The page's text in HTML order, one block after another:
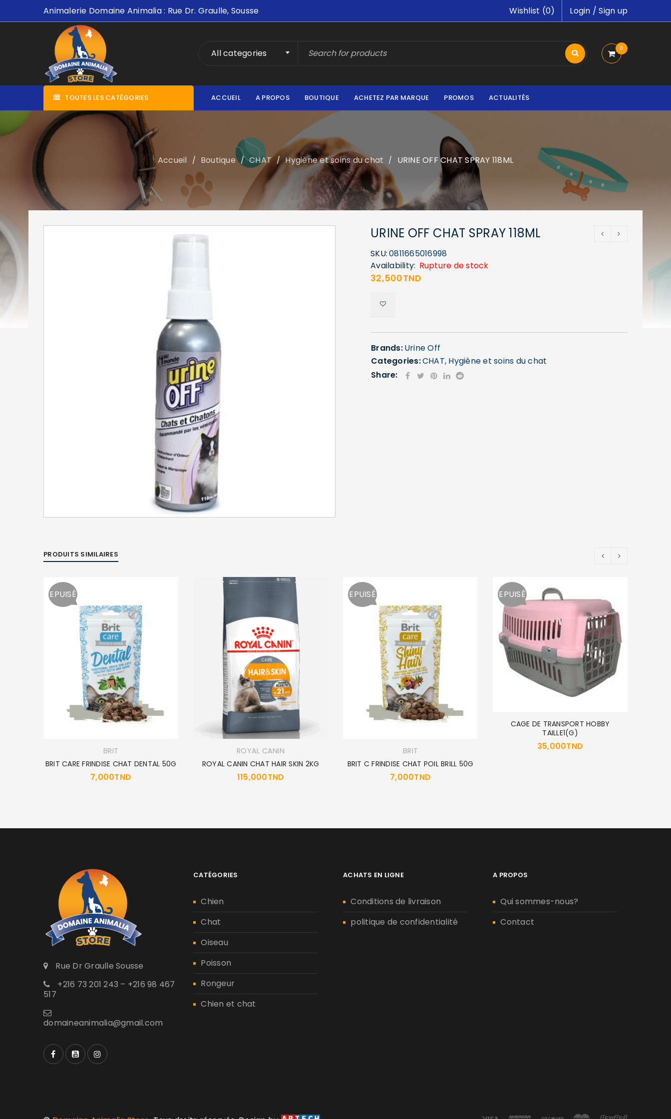
Mot de passe*
Se souvenir de moi
SE CONNECTER
MOT DE PASSE PERDU ?
Animalerie Domaine Animalia : Rue Dr. Graulle, Sousse Login /Sign up
Wishlist (0)
All categories 0
TOUTES LES CATÉGORIES ACCUEIL A PROPOS BOUTIQUE ACHETEZ PAR MARQUE PROMOS ACTUALITÉS
Accueil / Boutique / CHAT / Hygiène et soins du chat / URINE OFF CHAT SPRAY 118ML
URINE OFF CHAT SPRAY 118ML
SKU:0811665016998
Availability: Rupture de stock
32,500TND
Brands:Urine Off
Categories:CHAT, Hygiène et soins du chat
Share:
PRODUITS SIMILAIRES
EPUISÉ
BRIT
BRIT CARE FRINDISE CHAT DENTAL 50G
7,000TND
ROYAL CANIN
ROYAL CANIN CHAT HAIR SKIN 2KG
115,000TND
EPUISÉ
BRIT
BRIT C FRINDISE CHAT POIL BRILL 50G
7,000TND
EPUISÉ
CAGE DE TRANSPORT HOBBY
TAILLE1(G)
35,000TND
Rue Dr Graulle Sousse
+216 73 201 243 – +216 98 467
517
domaineanimalia@gmail.com
CATÉGORIES
Chien
Chat
Oiseau
Poisson
Rongeur
Chien et chat
ACHATS EN LIGNE
Conditions de livraison
politique de confidentialité
A PROPOS
Qui sommes-nous?
Contact